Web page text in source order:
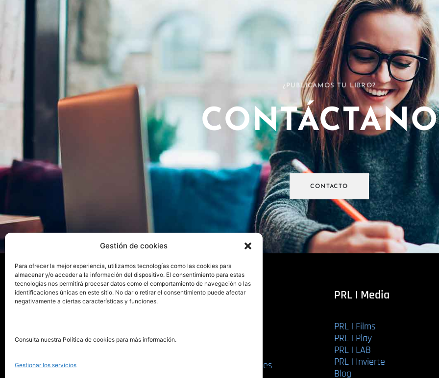
Gestión de cookies
Para ofrecer la mejor experiencia, utilizamos tecnologías como las cookies para
almacenar y/o acceder a la información del dispositivo. El consentimiento para estas
tecnologías nos permitirá procesar datos como el comportamiento de navegación o las
identificaciones únicas en este sitio. No dar o retirar el consentimiento puede afectar
negativamente a ciertas características y funciones.
Consulta nuestra Política de cookies para más información.
Gestionar los servicios
¿PUBLICAMOS TU LIBRO?
CONTACTO
pionero de autoedición
911 413 306
La editorial
Servicios editoriales
PRL | Media
PRL | Films
PRL | Play
PRL | LAB
PRL | Invierte
Blog